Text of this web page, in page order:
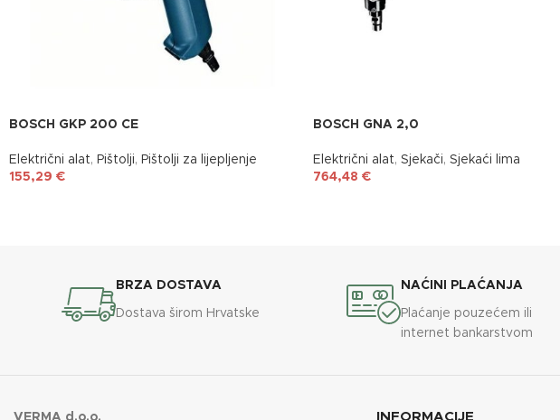
BOSCH GKP 200 CE
Električni alat, Pištolji, Pištolji za lijepljenje
155,29 €
BOSCH GNA 2,0
Električni alat, Sjekači, Sjekaći lima
764,48 €
BRZA DOSTAVA
Dostava širom Hrvatske
NAĆINI PLAĆANJA
Plaćanje pouzećem ili
internet bankarstvom
VERMA d.o.o. INFORMACIJE